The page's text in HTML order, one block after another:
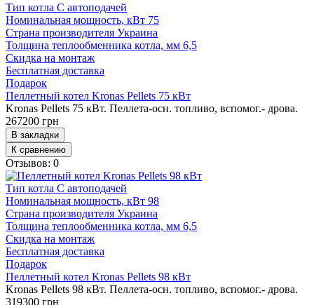
Тип котла С автоподачей
Номинальная мощность, кВт 75
Страна производителя Украина
Толщина теплообменника котла, мм 6,5
Скидка на монтаж
Бесплатная доставка
Подарок
Пеллетный котел Kronas Pellets 75 кВт
Kronas Pellets 75 кВт. Пеллета-осн. топливо, вспомог.- дрова.
267200 грн
В закладки
К сравнению
Отзывов: 0
Тип котла С автоподачей
Номинальная мощность, кВт 98
Страна производителя Украина
Толщина теплообменника котла, мм 6,5
Скидка на монтаж
Бесплатная доставка
Подарок
Пеллетный котел Kronas Pellets 98 кВт
Kronas Pellets 98 кВт. Пеллета-осн. топливо, вспомог.- дрова.
319300 грн